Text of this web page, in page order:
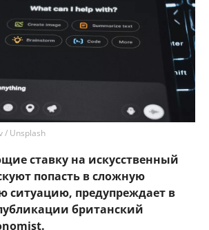
/ Unsplash
ставку на искусственный
попасть в сложную
ситуацию, предупреждает в
британский